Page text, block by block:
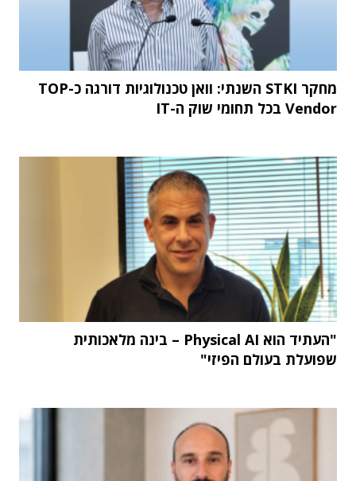
מחקר STKI השנתי: וואן טכנולוגיות דורגה כ-TOP
Vendor בכל תחומי שוק ה-IT
"העתיד הוא Physical AI – בינה מלאכותית
שפועלת בעולם הפיזי"